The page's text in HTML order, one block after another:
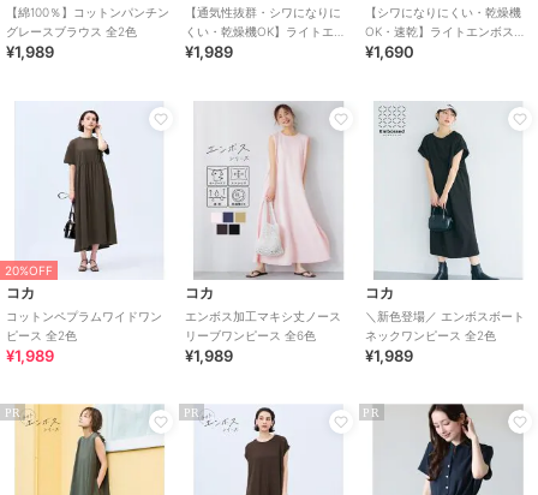
【綿100％】コットンパンチン
グレースブラウス 全2色
¥1,989
【通気性抜群・シワになりに
くい・乾燥機OK】ライトエン
ボスノースリーブティアード
¥1,989
【シワになりにくい・乾燥機
OK・速乾】ライトエンボスマ
キシワンピース 全2色
¥1,690
20%OFF
コカ
コットンペプラムワイドワン
ピース 全2色
¥1,989
コカ
エンボス加工マキシ丈ノース
リーブワンピース 全6色
¥1,989
コカ
＼新色登場／ エンボスボート
ネックワンピース 全2色
¥1,989
PR PR PR